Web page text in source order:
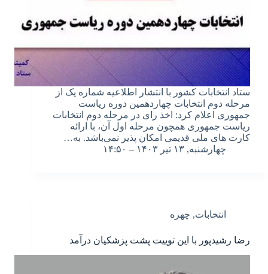
ستاد انتخابات کشور با انتشار اطلاعیه شماره یک از
مرحله دوم انتخابات چهاردهمین دوره ریاست
جمهوری اعلام کرد: اخذ رای در مرحله دوم انتخابات
ریاست جمهوری همچون مرحله اول آن، با ارائه
کارت های ملی قدیمی امکان پذیر نمی‌باشد. به…
چهارشنبه, ۱۳ تیر ۱۴۰۳ – ۱۴:۵۰
انتخابات, چهره
رضا رشیدپور با این توییت پشت پزشکیان درآمد